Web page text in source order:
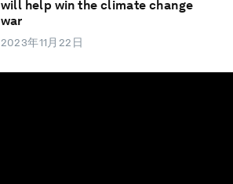
will help win the climate change
war
2023年11月22日